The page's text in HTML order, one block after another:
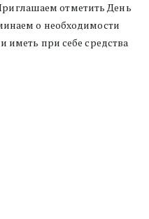
отметить День
о необходимости
иметь при себе средства